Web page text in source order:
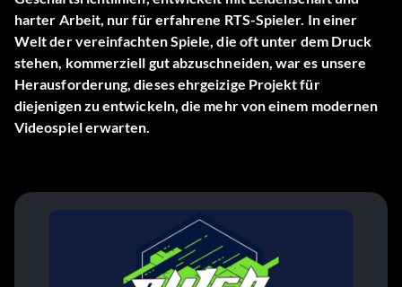
harter Arbeit, nur für erfahrene RTS-Spieler. In einer
Welt der vereinfachten Spiele, die oft unter dem Druck
stehen, kommerziell gut abzuschneiden, war es unsere
Herausforderung, dieses ehrgeizige Projekt für
diejenigen zu entwickeln, die mehr von einem modernen
Videospiel erwarten.